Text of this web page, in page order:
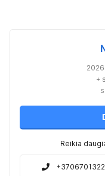
+
Reikia